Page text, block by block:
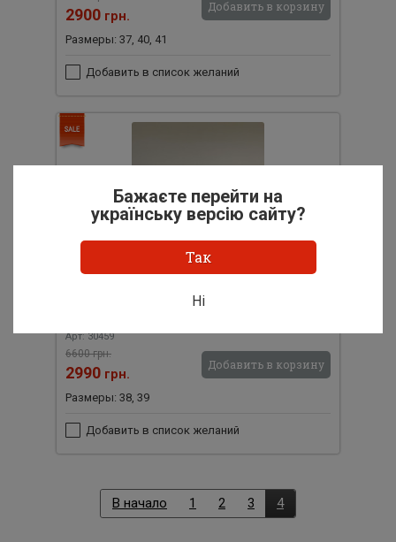
2900 грн.
Добавить в корзину
Размеры: 37, 40, 41
Добавить в список желаний
Лодочки лакированная кожа 30459
Арт: 30459
6600 грн.
2990 грн.
Добавить в корзину
Размеры: 38, 39
Добавить в список желаний
В начало 1 2 3 4
Бажаєте перейти на
українську версію сайту?
Так
Ні